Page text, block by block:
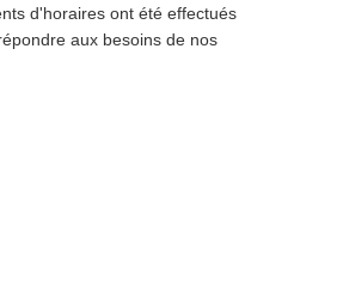
d'horaires ont été effectués
aux besoins de nos